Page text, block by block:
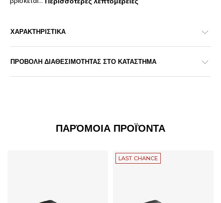
ΧΑΡΑΚΤΗΡΙΣΤΙΚΑ
ΠΡΟΒΟΛΗ ΔΙΑΘΕΣΙΜΟΤΗΤΑΣ ΣΤΟ ΚΑΤΑΣΤΗΜΑ
ΠΑΡΌΜΟΙΑ ΠΡΟΪΌΝΤΑ
LAST CHANCE